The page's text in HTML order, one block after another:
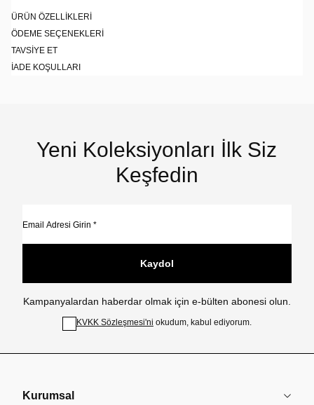
ÜRÜN ÖZELLIKLERI
ÖDEME SEÇENEKLERI
TAVSIYE ET
İADE KOŞULLARI
Yeni Koleksiyonları İlk Siz
Keşfedin
Kaydol
Kampanyalardan haberdar olmak için e-bülten abonesi olun.
KVKK Sözleşmesi'ni okudum, kabul ediyorum.
Kurumsal